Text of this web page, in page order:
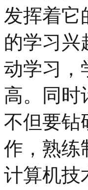
发挥着它
的学习兴
动学习，
高。同时
不但要钻
作，熟练
计算机技